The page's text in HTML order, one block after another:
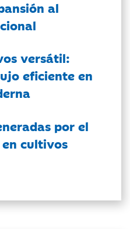
al
versátil:
eficiente en
por el
cultivos